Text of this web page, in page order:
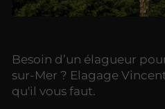
Besoin d’un élagueur
sur-Mer ? Elagage
qu'il vous faut.